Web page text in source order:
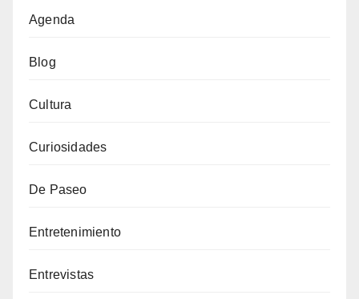
Agenda
Blog
Cultura
Curiosidades
De Paseo
Entretenimiento
Entrevistas